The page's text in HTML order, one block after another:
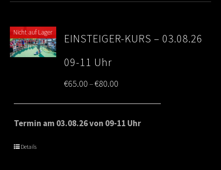
Nicht auf Lager
EINSTEIGER-KURS – 03.08.26
09-11 Uhr
€65.00–€80.00
range:
€65.00
Termin am 03.08.26 von 09-11 Uhr
Details